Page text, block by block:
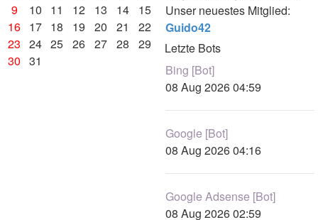
9
10 11 12 13 14
15
16 17 18 19 20 21
22
23 24 25 26 27 28
29
30 31
Unser neuestes Mitglied:
Guido42
Letzte Bots
Bing [Bot]
08 Aug 2026 04:59
Google [Bot]
08 Aug 2026 04:16
Google Adsense [Bot]
08 Aug 2026 02:59